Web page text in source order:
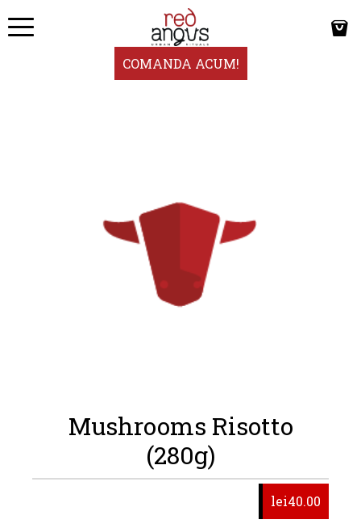
COMANDA ACUM!
Mushrooms Risotto
(280g)
lei40.00